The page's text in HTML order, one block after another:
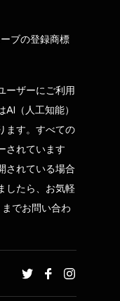
ブの登録商標
ーザーにご利用
（人工知能）
ます。すべての
されています
されている場合
したら、お気軽
でお問い合わ